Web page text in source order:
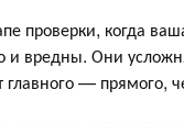
проверки, когда
вредны. Они
главного — прямого,